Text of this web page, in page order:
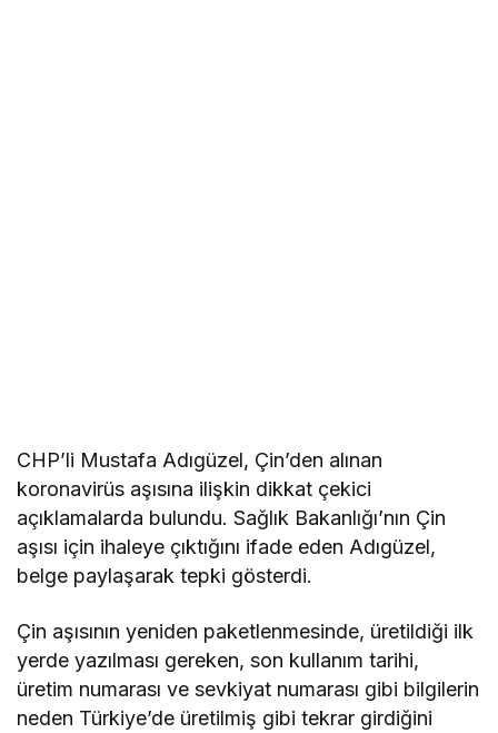
CHP’li Mustafa Adıgüzel, Çin’den alınan
koronavirüs aşısına ilişkin dikkat çekici
açıklamalarda bulundu. Sağlık Bakanlığı’nın Çin
aşısı için ihaleye çıktığını ifade eden Adıgüzel,
belge paylaşarak tepki gösterdi.
Çin aşısının yeniden paketlenmesinde, üretildiği ilk
yerde yazılması gereken, son kullanım tarihi,
üretim numarası ve sevkiyat numarası gibi bilgilerin
neden Türkiye’de üretilmiş gibi tekrar girdiğini